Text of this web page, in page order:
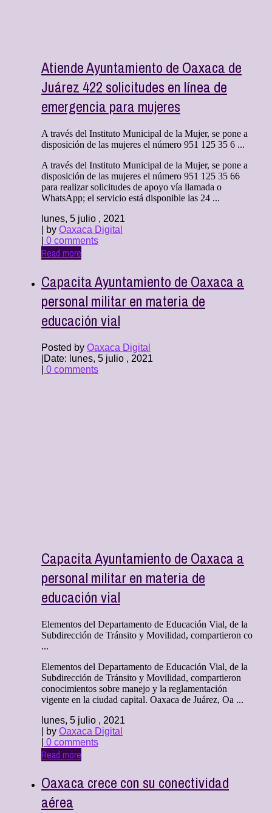
Atiende Ayuntamiento de Oaxaca de
Juárez 422 solicitudes en línea de
emergencia para mujeres
A través del Instituto Municipal de la Mujer, se pone a
disposición de las mujeres el número 951 125 35 6 ...
A través del Instituto Municipal de la Mujer, se pone a
disposición de las mujeres el número 951 125 35 66
para realizar solicitudes de apoyo vía llamada o
WhatsApp; el servicio está disponible las 24 ...
lunes, 5 julio , 2021
| by Oaxaca Digital
0 comments
Read more
Capacita Ayuntamiento de Oaxaca a
personal militar en materia de
educación vial
Posted by Oaxaca Digital
Date: lunes, 5 julio , 2021
0 comments
Capacita Ayuntamiento de Oaxaca a
personal militar en materia de
educación vial
Elementos del Departamento de Educación Vial, de la
Subdirección de Tránsito y Movilidad, compartieron co
...
Elementos del Departamento de Educación Vial, de la
Subdirección de Tránsito y Movilidad, compartieron
conocimientos sobre manejo y la reglamentación
vigente en la ciudad capital. Oaxaca de Juárez, Oa ...
lunes, 5 julio , 2021
| by Oaxaca Digital
0 comments
Read more
Oaxaca crece con su conectividad
aérea